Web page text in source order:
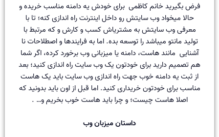
فرض بگیرید خانم کاظمی برای خودش یه دامنه مناسب خریده و
حالا میخواد وب سایتش رو داخل اینترنت راه اندازی کنه؛ تا با
معرفی وب سایتش به مشتریاش کسب و کارش و که مرتبط با
تولید مانتو میباشد را توسعه بده. اما به فرایندها و اصطلاحات نا
آشنایی مانند هاست، دامنه یا میزبانی وب برخورد کرده، اگر شما
هم تصمیم دارید برای خودتون یک وب سایت راه اندازی کنید؛ بعد
از ثبت یه دامنه خوب جهت راه اندازی وب سایت باید یک هاست
مناسب برای خودتون خریداری کنید. اما قبل از اون باید بدونید که
اصلا هاست چیست؛ و چرا باید هاست خوب بخریم و… .
داستان میزبان وب